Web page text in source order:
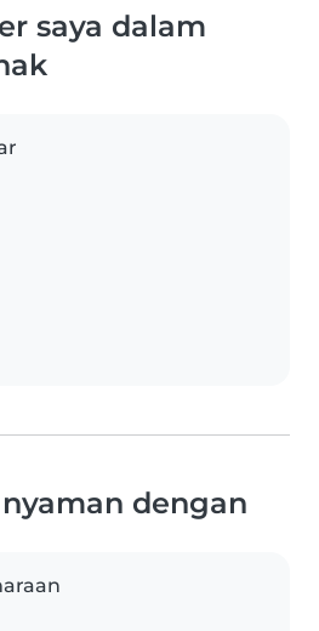
saya dalam
dengan